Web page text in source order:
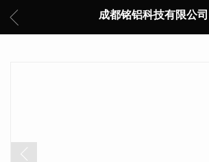
成都铭铝科技有限公司